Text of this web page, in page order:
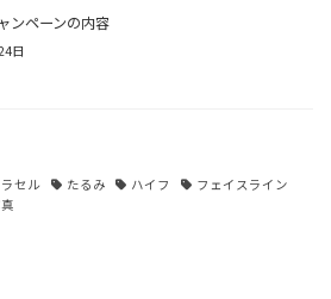
ンペーンの内容
日
セル たるみ ハイフ
フェイスライン